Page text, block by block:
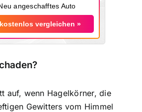
angeschafftes Auto
vergleichen »
auf, wenn Hagelkörner, die
Gewitters vom Himmel